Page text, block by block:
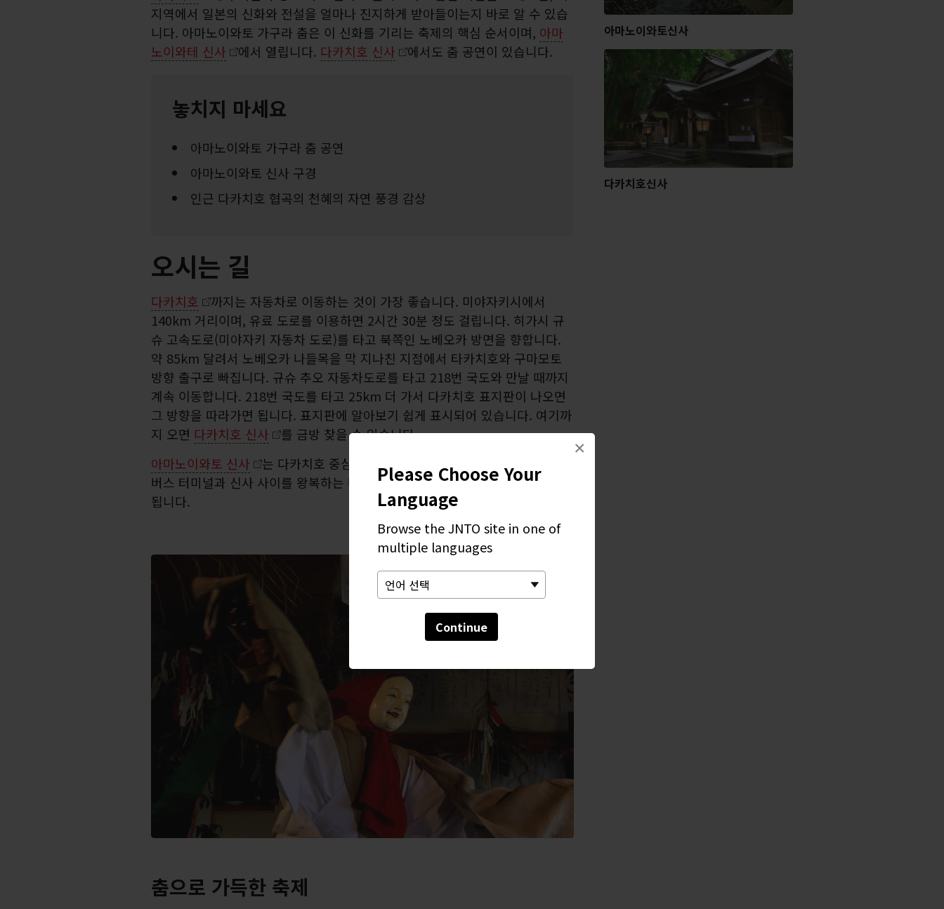
Please Choose Your
Language
Browse the JNTO site in one of
multiple languages
Continue
×
지역에서 일본의 신화와 전설을 얼마나 진지하게 받아들이는지 바로 알 수 있습
니다. 아마노이와토 가구라 춤은 이 신화를 기리는 축제의 핵심 순서이며, 아마
노이와테 신사
에서 열립니다. 다카치호 신사 에서도 춤 공연이 있습니다.
놓치지 마세요
아마노이와토 가구라 춤 공연
아마노이와토 신사 구경
인근 다카치호 협곡의 천혜의 자연 풍경 감상
오시는 길
다카치호
까지는 자동차로 이동하는 것이 가장 좋습니다. 미야자키시에서
140km 거리이며, 유료 도로를 이용하면 2시간 30분 정도 걸립니다. 히가시 규
슈 고속도로(미야자키 자동차 도로)를 타고 북쪽인 노베오카 방면을 향합니다.
약 85km 달려서 노베오카 나들목을 막 지나친 지점에서 타카치호와 구마모토
방향 출구로 빠집니다. 규슈 추오 자동차도로를 타고 218번 국도와 만날 때까지
계속 이동합니다. 218번 국도를 타고 25km 더 가서 다카치호 표지판이 나오면
그 방향을 따라가면 됩니다. 표지판에 알아보기 쉽게 표시되어 있습니다. 여기까
지 오면 다카치호 신사
를 금방 찾을 수 있습니다.
아마노이와토 신사
는 다카치호 중심가에서 대략 10km 거리입니다. 다카치호
버스 터미널과 신사 사이를 왕복하는 버스 노선을 운행하며, 택시를 이용하셔도
됩니다.
춤으로 가득한 축제
아마노이와토신사
다카치호신사